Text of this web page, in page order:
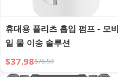
휴대용 플리츠 흡입 펌프 - 모
일 물 이송 솔루션
$37.98$78.50